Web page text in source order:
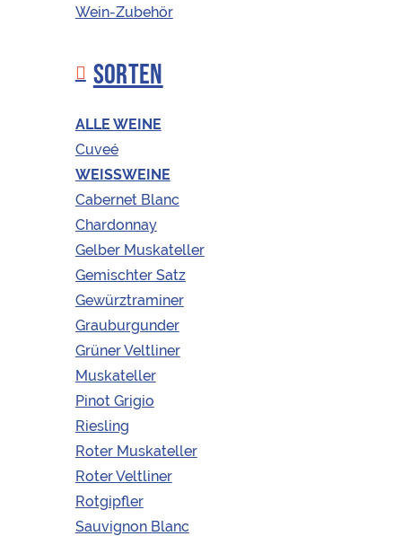
automatisch die exklusiven
Wein-Zubehör
SORTEN
ALLE WEINE
Cuveé
WEISSWEINE
Cabernet Blanc
Chardonnay
Gelber Muskateller
Gemischter Satz
Gewürztraminer
Grauburgunder
Grüner Veltliner
Muskateller
Pinot Grigio
Riesling
Roter Muskateller
Roter Veltliner
Rotgipfler
Sauvignon Blanc